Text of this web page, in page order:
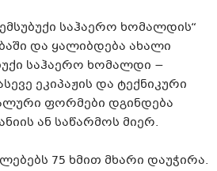
საჰაერო ხომალდის“
და ყალიბდება ახალი
საჰაერო ხომალდი −
ეკიპაჟის და ტექნიკური
ფორმები დგინდება
ან საწარმოს მიერ.
75 ხმით მხარი დაუჭირა.